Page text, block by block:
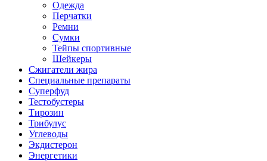
Одежда
Перчатки
Ремни
Сумки
Тейпы спортивные
Шейкеры
Сжигатели жира
Специальные препараты
Суперфуд
Тестобустеры
Тирозин
Трибулус
Углеводы
Экдистерон
Энергетики